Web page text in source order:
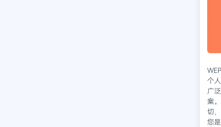
个
广
案
切
您